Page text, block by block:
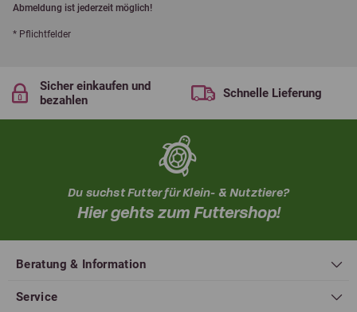
Abmeldung ist jederzeit möglich!
* Pflichtfelder
Sicher einkaufen und
bezahlen
Schnelle Lieferung
Du suchst Futter für Klein- & Nutztiere?
Hier gehts zum Futtershop!
Beratung & Information
Service